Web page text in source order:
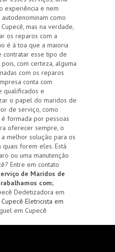
experiência e nem
como
mas na verdade,
os reparos com a
é à toa que a maioria
contratar esse tipo de
com certeza, alguma
com os reparos
conta com
qualificados e
o papel do maridos de
de serviço, como
formada por pessoas
oferecer sempre, o
melhor solução para os
forem eles. Está
ou uma manutenção
Entre em contato
de Maridos de
com;
Dedetizadora em
Eletricista em
em Cupecê